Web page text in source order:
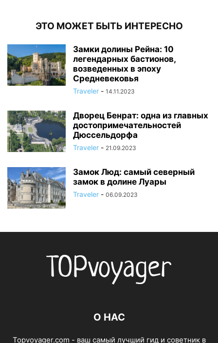
ЭТО МОЖЕТ БЫТЬ ИНТЕРЕСНО
Замки долины Рейна: 10
легендарных бастионов,
возведенных в эпоху
Средневековья
Traveler - 14.11.2023
Дворец Бенрат: одна из главных
достопримечательностей
Дюссельдорфа
Traveler - 21.09.2023
Замок Люд: самый северный
замок в долине Луары
Traveler - 06.09.2023
О НАС
Topvoyager.com - ваш самый лучший гид и советник в